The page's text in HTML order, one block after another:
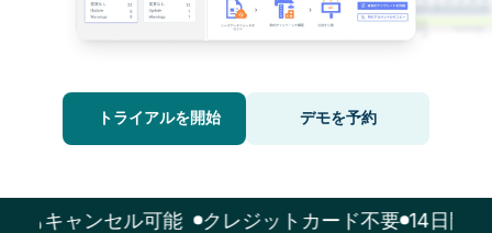
トライアルを開始 デモを予約
キャンセル可能 クレジットカード不要 14日間の無